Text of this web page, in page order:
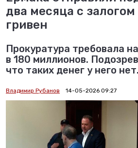
два месяца с
гривен
Прокуратура требовала
в 180 миллионов.
что таких денег у него нет.
Владимир Рубанов 14-05-2026 09:27